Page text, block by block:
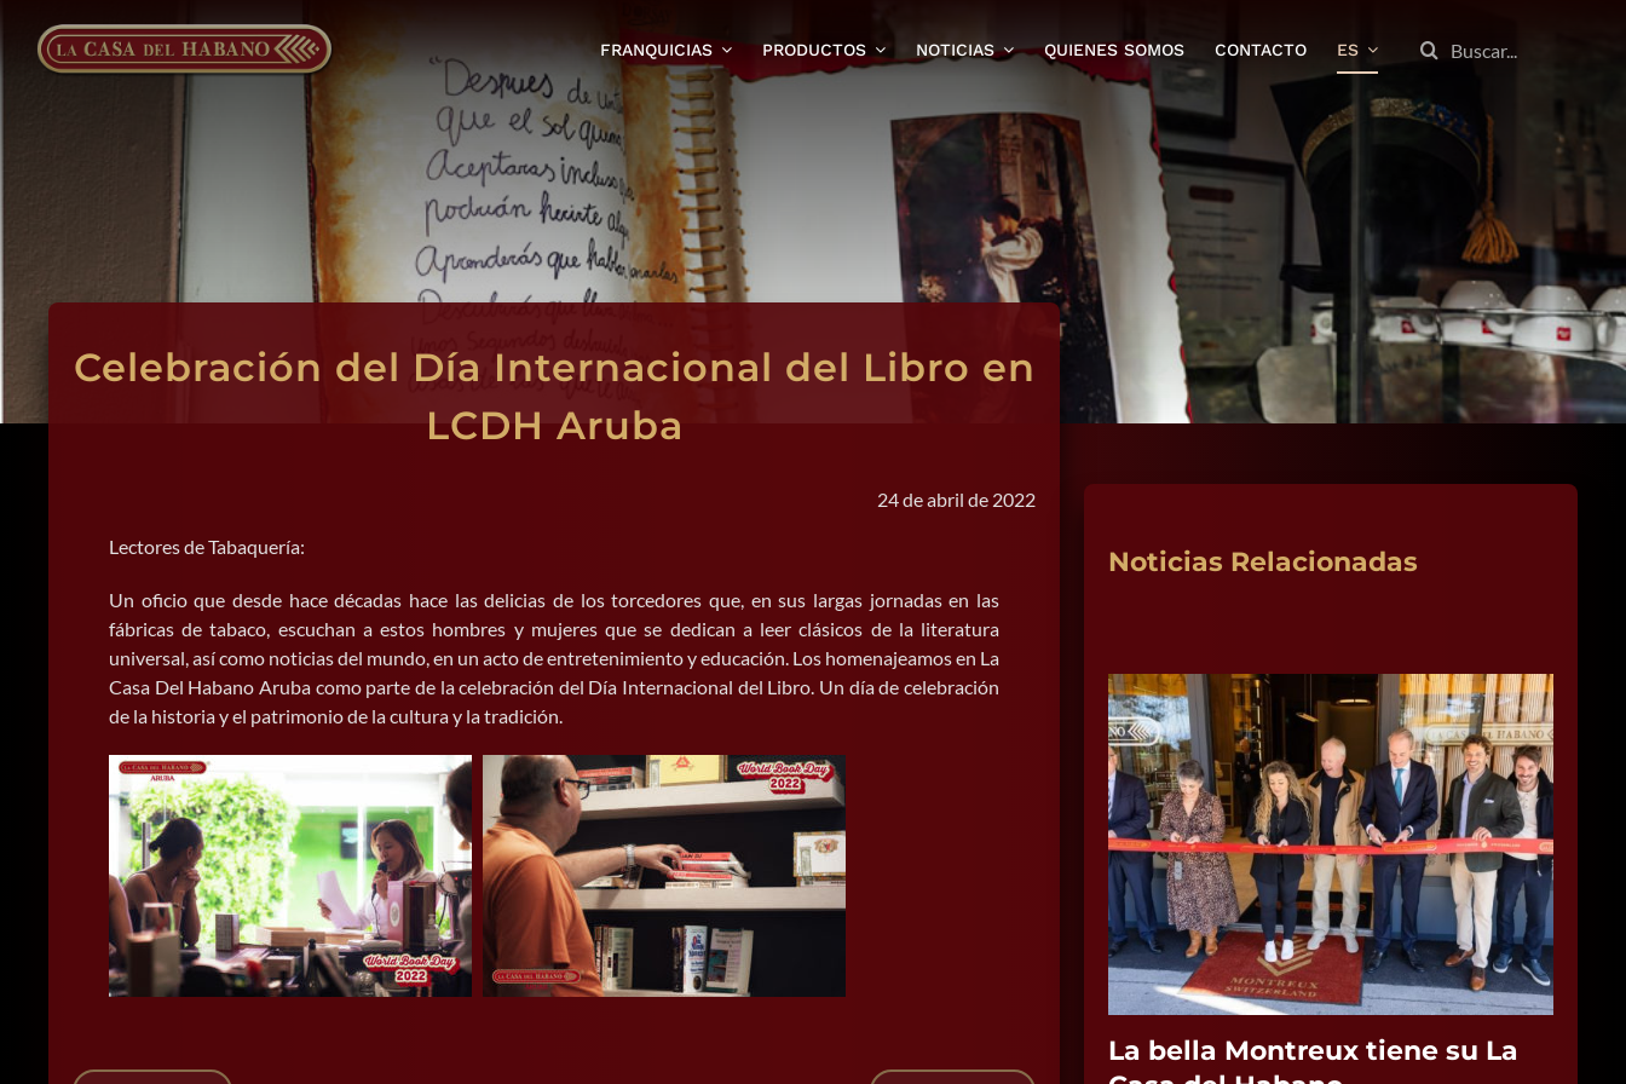
contenido
FRANQUICIAS PRODUCTOS NOTICIAS QUIENES SOMOS CONTACTO ES BUSCAR:
Celebración del Día Internacional del Libro en
LCDH Aruba
24 de abril de 2022
Lectores de Tabaquería:
Un oficio que desde hace décadas hace las delicias de los torcedores que, en sus largas jornadas en las
fábricas de tabaco, escuchan a estos hombres y mujeres que se dedican a leer clásicos de la literatura
universal, así como noticias del mundo, en un acto de entretenimiento y educación. Los homenajeamos en La
Casa Del Habano Aruba como parte de la celebración del Día Internacional del Libro. Un día de celebración
de la historia y el patrimonio de la cultura y la tradición.
Noticias Relacionadas
La bella Montreux tiene su La